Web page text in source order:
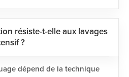
résiste-t-elle aux lavages
?
dépend de la technique